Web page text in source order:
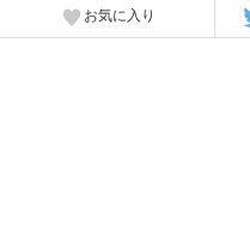
お気に入り